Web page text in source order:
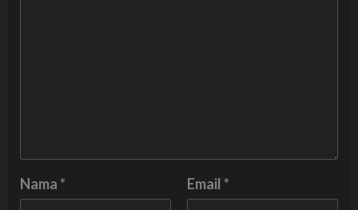
Nama* Email*